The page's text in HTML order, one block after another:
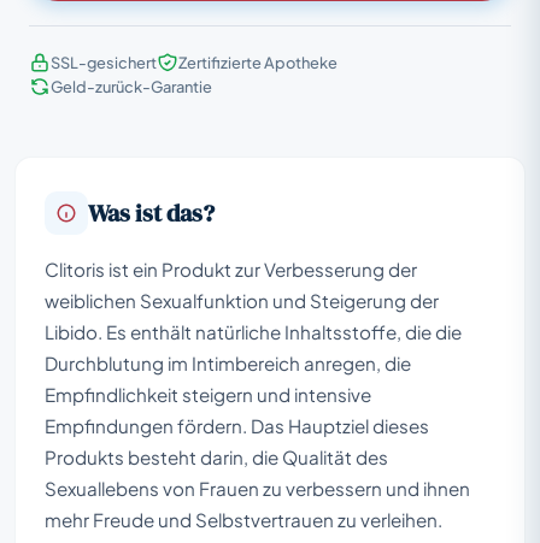
SSL-gesichert
Zertifizierte Apotheke
Geld-zurück-Garantie
Was ist das?
Clitoris ist ein Produkt zur Verbesserung der
weiblichen Sexualfunktion und Steigerung der
Libido. Es enthält natürliche Inhaltsstoffe, die die
Durchblutung im Intimbereich anregen, die
Empfindlichkeit steigern und intensive
Empfindungen fördern. Das Hauptziel dieses
Produkts besteht darin, die Qualität des
Sexuallebens von Frauen zu verbessern und ihnen
mehr Freude und Selbstvertrauen zu verleihen.